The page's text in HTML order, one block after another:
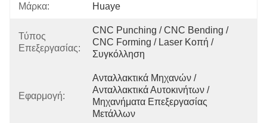
Μάρκα: Huaye
Τύπος
Επεξεργασίας:
CNC Punching / CNC Bending /
CNC Forming / Laser Κοπή /
Συγκόλληση
Εφαρμογή:
Ανταλλακτικά Μηχανών /
Ανταλλακτικά Αυτοκινήτων /
Μηχανήματα Επεξεργασίας
Μετάλλων